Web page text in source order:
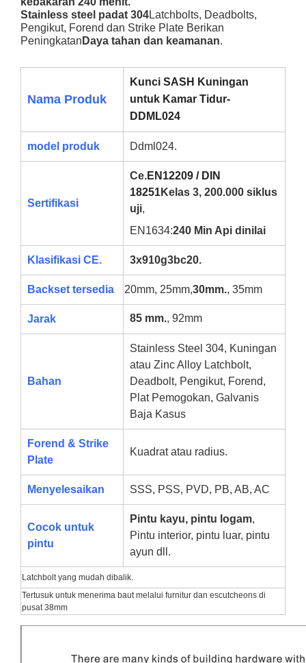
Stainless steel padat 304Latchbolts, Deadbolts,
Pengikut, Forend dan Strike Plate Berikan
Peningkatan Daya tahan dan keamanan.
Nama Produk
Kunci SASH Kuningan
untuk Kamar Tidur-
DDML024
model produk Ddml024.
Sertifikasi
Ce.EN12209 / DIN
18251Kelas 3, 200.000 siklus
uji,
EN1634:240 Min Api dinilai
Klasifikasi CE. 3x910g3bc20.
Backset tersedia 20mm, 25mm,30mm., 35mm
Jarak 85 mm., 92mm
Bahan
Stainless Steel 304, Kuningan
atau Zinc Alloy Latchbolt,
Deadbolt, Pengikut, Forend,
Plat Pemogokan, Galvanis
Baja Kasus
Forend & Strike
Plate
Kuadrat atau radius.
Menyelesaikan SSS, PSS, PVD, PB, AB, AC
Cocok untuk
pintu
Pintu kayu, pintu logam,
Pintu interior, pintu luar, pintu
ayun dll.
Latchbolt yang mudah dibalik.
Tertusuk untuk menerima baut melalui furnitur dan escutcheons di
pusat 38mm